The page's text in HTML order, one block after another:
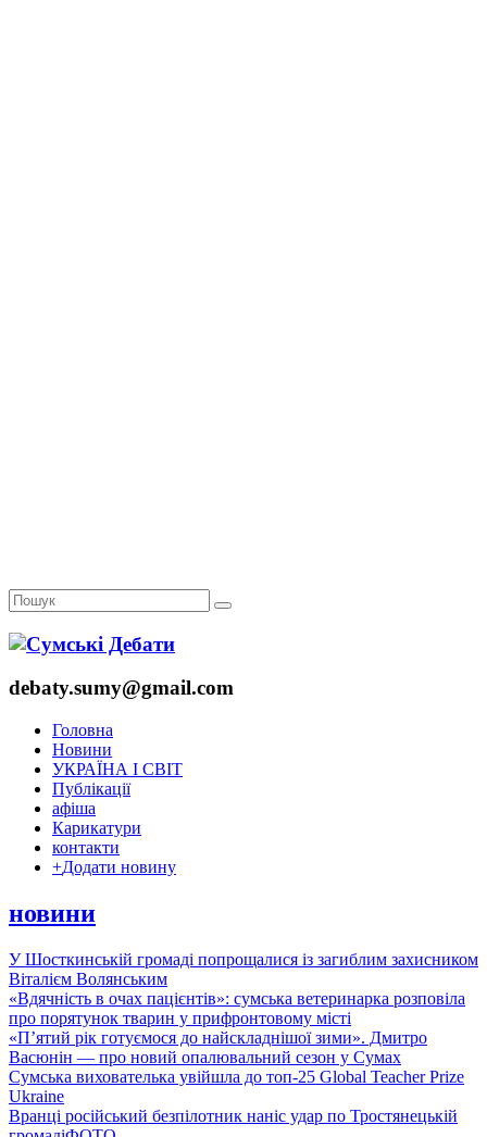
debaty.sumy@gmail.com
Головна
Новини
УКРАЇНА І СВІТ
Публікації
афіша
Карикатури
контакти
+Додати новину
новини
У Шосткинській громаді попрощалися із загиблим захисником
Віталієм Волянським
«Вдячність в очах пацієнтів»: сумська ветеринарка розповіла
про порятунок тварин у прифронтовому місті
«П’ятий рік готуємося до найскладнішої зими». Дмитро
Васюнін — про новий опалювальний сезон у Сумах
Сумська вихователька увійшла до топ-25 Global Teacher Prize
Ukraine
Вранці російський безпілотник наніс удар по Тростянецькій